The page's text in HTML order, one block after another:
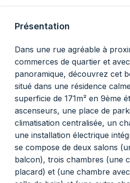
Présentation
Dans une rue agréable à
commerces de quartier et
panoramique, découvrez cet
situé dans une résidence
superficie de 171m² en 9ème
ascenseurs, une place de
climatisation centralisée, un
une installation électrique
se compose de deux salons
balcon), trois chambres (une
placard) et (une chambre